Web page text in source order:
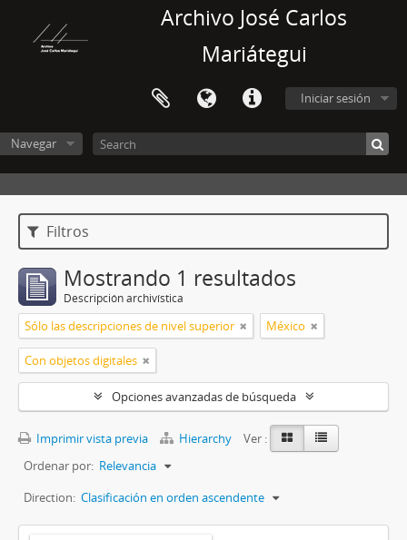
Archivo José Carlos
Mariátegui
Iniciar sesión
Navegar
Filtros
Mostrando 1 resultados
Descripción archivística
Sólo las descripciones de nivel superior México
Con objetos digitales
Opciones avanzadas de búsqueda
Imprimir vista previa Hierarchy
Ver :
Ordenar por: Relevancia
Direction: Clasificación en orden ascendente